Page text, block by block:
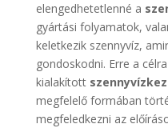
elengedhetetlenné a
gyártási folyamatok,
keletkezik szennyvíz,
gondoskodni. Erre a
kialakított
megfelelő formában
megfeledkezni az